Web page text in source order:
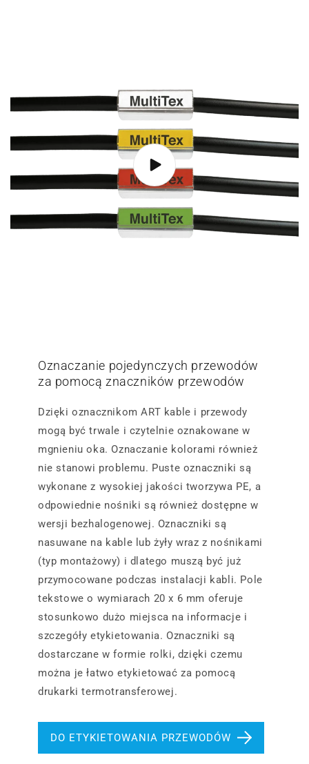
Oznaczanie pojedynczych przewodów
za pomocą znaczników przewodów
Dzięki oznacznikom ART kable i przewody
mogą być trwale i czytelnie oznakowane w
mgnieniu oka. Oznaczanie kolorami również
nie stanowi problemu. Puste oznaczniki są
wykonane z wysokiej jakości tworzywa PE, a
odpowiednie nośniki są również dostępne w
wersji bezhalogenowej. Oznaczniki są
nasuwane na kable lub żyły wraz z nośnikami
(typ montażowy) i dlatego muszą być już
przymocowane podczas instalacji kabli. Pole
tekstowe o wymiarach 20 x 6 mm oferuje
stosunkowo dużo miejsca na informacje i
szczegóły etykietowania. Oznaczniki są
dostarczane w formie rolki, dzięki czemu
można je łatwo etykietować za pomocą
drukarki termotransferowej.
DO ETYKIETOWANIA PRZEWODÓW